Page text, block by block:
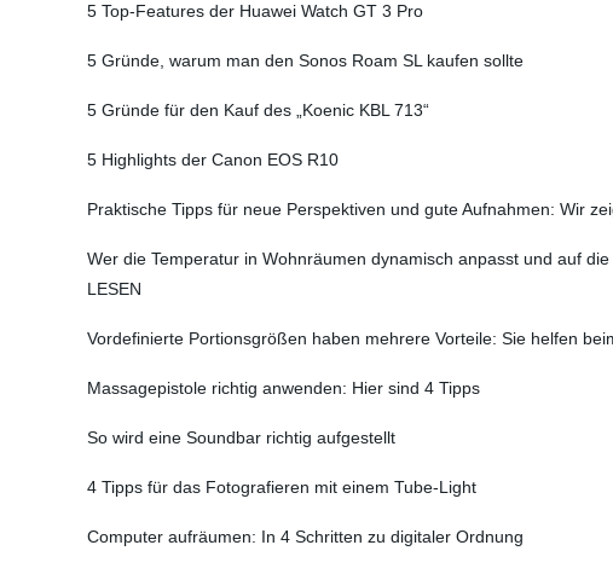
5 Top-Features der Huawei Watch GT 3 Pro
5 Gründe, warum man den Sonos Roam SL kaufen sollte
5 Gründe für den Kauf des „Koenic KBL 713“
5 Highlights der Canon EOS R10
Praktische Tipps für neue Perspektiven und gute Aufnahmen: Wir
Wer die Temperatur in Wohnräumen dynamisch anpasst und auf
LESEN
Vordefinierte Portionsgrößen haben mehrere Vorteile: Sie helfen
Massagepistole richtig anwenden: Hier sind 4 Tipps
So wird eine Soundbar richtig aufgestellt
4 Tipps für das Fotografieren mit einem Tube-Light
Computer aufräumen: In 4 Schritten zu digitaler Ordnung